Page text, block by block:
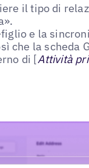
il tipo di
e la
che la scheda
di [Attività